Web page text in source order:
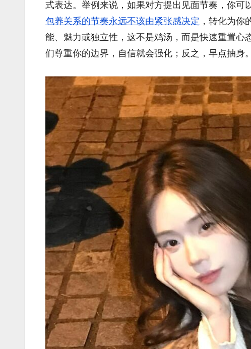
式表达。举例来说，如果对方提出见面节奏，你可
包养关系的节奏永远不该由紧张感决定 ，转化为你
能、魅力或独立性，这不是鸡汤，而是快速重置
们尊重你的边界，自信就会强化；反之，早点抽身。